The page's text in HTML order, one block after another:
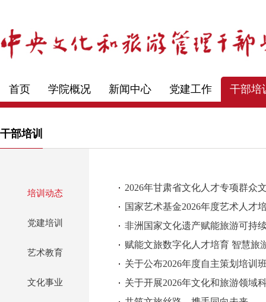
首页 学院概况 新闻中心 党建工作 干部培
干部培训
培训动态
党建培训
艺术教育
文化事业
2026年甘肃省文化人才专项群众
国家艺术基金2026年度艺术人才
非洲国家文化遗产赋能旅游可持
赋能文旅数字化人才培育 智慧旅
关于公布2026年度自主策划培训
关于开展2026年文化和旅游领域